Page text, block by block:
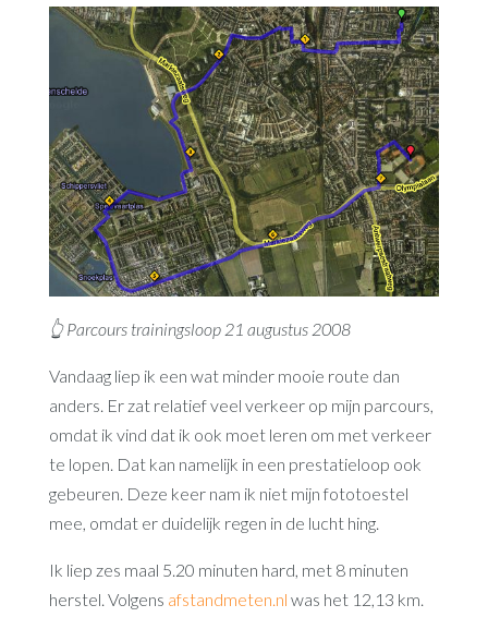
👆 Parcours trainingsloop 21 augustus 2008
Vandaag liep ik een wat minder mooie route dan
anders. Er zat relatief veel verkeer op mijn parcours,
omdat ik vind dat ik ook moet leren om met verkeer
te lopen. Dat kan namelijk in een prestatieloop ook
gebeuren. Deze keer nam ik niet mijn fototoestel
mee, omdat er duidelijk regen in de lucht hing.
Ik liep zes maal 5.20 minuten hard, met 8 minuten
herstel. Volgens afstandmeten.nl was het 12,13 km.